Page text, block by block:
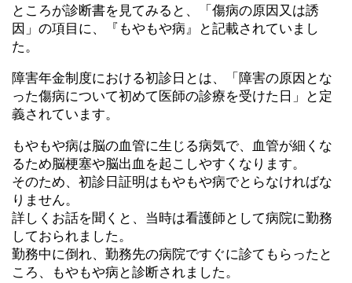
ところが診断書を見てみると、「傷病の原因又は誘
因」の項目に、『もやもや病』と記載されていまし
た。
障害年金制度における初診日とは、「障害の原因とな
った傷病について初めて医師の診療を受けた日」と定
義されています。
もやもや病は脳の血管に生じる病気で、血管が細くな
るため脳梗塞や脳出血を起こしやすくなります。
そのため、初診日証明はもやもや病でとらなければな
りません。
詳しくお話を聞くと、当時は看護師として病院に勤務
しておられました。
勤務中に倒れ、勤務先の病院ですぐに診てもらったと
ころ、もやもや病と診断されました。